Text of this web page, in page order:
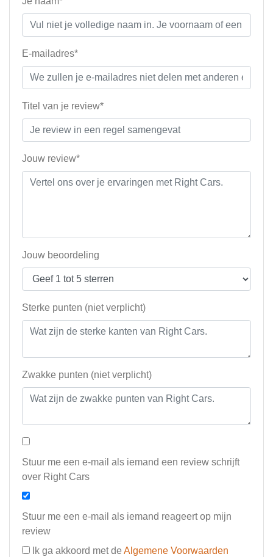
E-mailadres*
Titel van je review*
Jouw review*
Jouw beoordeling
Sterke punten (niet verplicht)
Zwakke punten (niet verplicht)
Stuur me een e-mail als iemand een review schrijft
over Right Cars
Stuur me een e-mail als iemand reageert op mijn
review
Ik ga akkoord met de Algemene Voorwaarden